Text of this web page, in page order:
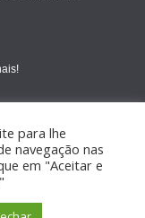
para lhe
navegação nas
em "Aceitar e